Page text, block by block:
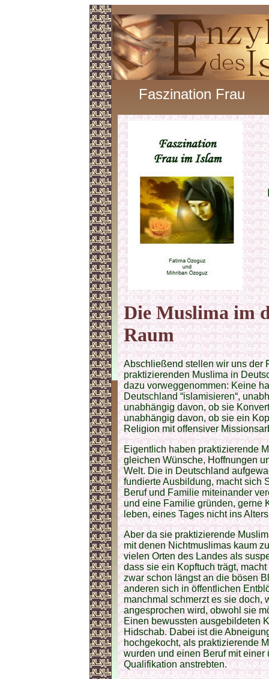
Faszination Frau
Die Muslima im
Raum
Abschließend stellen wir uns der
praktizierenden Muslima in
dazu vorweggenommen: Keine
Deutschland “islamisieren“,
unabhängig davon, ob sie
unabhängig davon, ob sie ein
Religion mit offensiver
Eigentlich haben praktizierende
gleichen Wünsche, Hoffnungen
Welt. Die in Deutschland
fundierte Ausbildung, macht sich
Beruf und Familie miteinander
und eine Familie gründen, gerne
leben, eines Tages nicht ins
Aber da sie praktizierende
mit denen Nichtmuslimas kaum
vielen Orten des Landes als
dass sie ein Kopftuch trägt,
zwar schon längst an die bösen
anderen sich in öffentlichen
manchmal schmerzt es sie doch,
angesprochen wird, obwohl sie
Einen bewussten ausgebildeten
Hidschab. Dabei ist die
hochgekocht, als praktizierende
wurden und einen Beruf mit
Qualifikation anstrebten.